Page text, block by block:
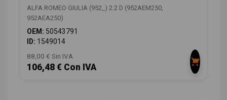
ALFA ROMEO GIULIA (952_) 2.2 D (952AEM250,
952AEA250)
OEM: 50543791
ID: 1549014
88,00 € Sin IVA
106,48 € Con IVA